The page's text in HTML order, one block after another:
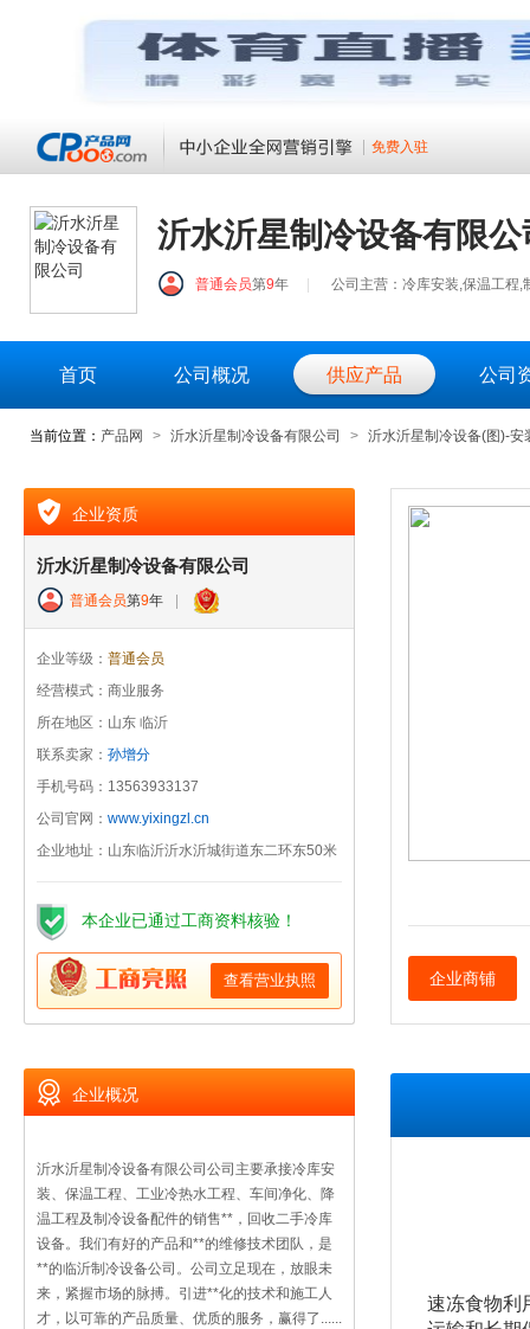
免费入驻
沂水沂星制冷设备有限公
普通会员第9年 公司主营：冷库安装,保温工程,
首页 公司概况 供应产品 公司
当前位置： 产品网 > 沂水沂星制冷设备有限公司 > 沂水沂星制冷设备(图)-
企业资质
沂水沂星制冷设备有限公司
普通会员第9年
企业等级： 普通会员
经营模式：商业服务
所在地区：山东 临沂
联系卖家： 孙增分
手机号码：13563933137
公司官网： www.yixingzl.cn
企业地址：山东临沂沂水沂城街道东二环东50米
本企业已通过工商资料核验！
查看营业执照
企业概况
沂水沂星制冷设备有限公司公司主要承接冷库安
装、保温工程、工业冷热水工程、车间净化、降
温工程及制冷设备配件的销售**，回收二手冷库
设备。我们有好的产品和**的维修技术团队，是
**的临沂制冷设备公司。公司立足现在，放眼未
来，紧握市场的脉搏。引进**化的技术和施工人
才，以可靠的产品质量、优质的服务，赢得了......
企业商铺
速冻食物利